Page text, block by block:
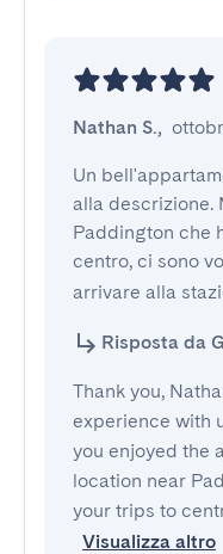
Nathan S.,
Un
alla descrizione.
Paddington che
centro, ci sono
arrivare alla
Risposta da
Thank you,
experience with
you enjoyed the
location near
your trips to
Visualizza altro